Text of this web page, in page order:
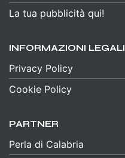
La tua pubblicità qui!
INFORMAZIONI LEGALI
Privacy Policy
Cookie Policy
PARTNER
Perla di Calabria